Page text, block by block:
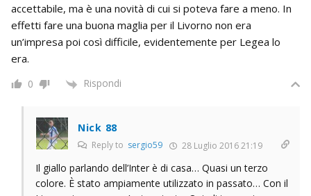
accettabile, ma è una novità di cui si poteva fare a meno. In
effetti fare una buona maglia per il Livorno non era
un’impresa poi così difficile, evidentemente per Legea lo
era.
0 Rispondi
Nick 88
Reply to sergio59 28 Luglio 2016 21:19
Il giallo parlando dell’Inter è di casa… Quasi un terzo
colore. È stato ampiamente utilizzato in passato… Con il